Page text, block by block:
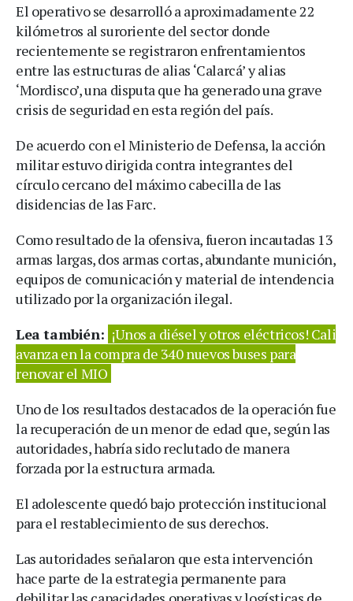
El operativo se desarrolló a aproximadamente 22
kilómetros al suroriente del sector donde
recientemente se registraron enfrentamientos
entre las estructuras de alias ‘Calarcá’ y alias
‘Mordisco’, una disputa que ha generado una grave
crisis de seguridad en esta región del país.
De acuerdo con el Ministerio de Defensa, la acción
militar estuvo dirigida contra integrantes del
círculo cercano del máximo cabecilla de las
disidencias de las Farc.
Como resultado de la ofensiva, fueron incautadas 13
armas largas, dos armas cortas, abundante munición,
equipos de comunicación y material de intendencia
utilizado por la organización ilegal.
Lea también: ¡Unos a diésel y otros eléctricos! Cali
avanza en la compra de 340 nuevos buses para
renovar el MIO
Uno de los resultados destacados de la operación fue
la recuperación de un menor de edad que, según las
autoridades, habría sido reclutado de manera
forzada por la estructura armada.
El adolescente quedó bajo protección institucional
para el restablecimiento de sus derechos.
Las autoridades señalaron que esta intervención
hace parte de la estrategia permanente para